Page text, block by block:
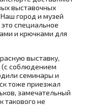
выставочных
город и музей
специальное
и крючками для
выставку,
(с соблюдением
семинары и
тоже приезжал
замечательный
такового не